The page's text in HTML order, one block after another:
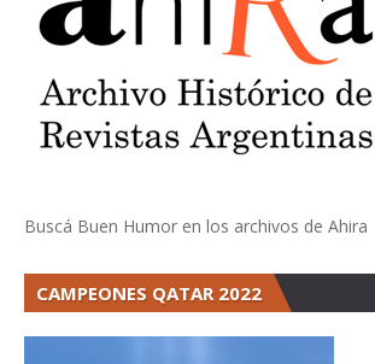
Buscá Buen Humor en los archivos de Ahira
CAMPEONES QATAR 2022